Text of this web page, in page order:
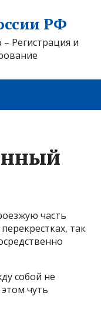
РФ
Регистрация и
часть
так
собой не
чуть